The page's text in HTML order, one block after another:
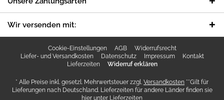
Wir versenden mit:
Cookie-Einstellungen AGB
Widerrufsrecht
Liefer- und Versandkosten
Datenschutz Impressum
Kontakt
Lieferzeiten
Widerruf erklären
* Alle Preise inkl. gesetzl. Mehrwertsteuer zzgl. Versandkosten **Gilt für
Lieferungen nach Deutschland. Lieferzeiten für andere Länder finden sie
hier unter Lieferzeiten